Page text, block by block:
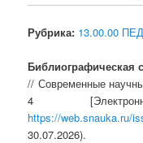
Рубрика: 13.00.00
Библиографическая
// Современные
4
https://web.snauka.ru/
30.07.2026).